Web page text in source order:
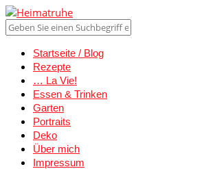
Startseite / Blog
Rezepte
… La Vie!
Essen & Trinken
Garten
Portraits
Deko
Über mich
Impressum